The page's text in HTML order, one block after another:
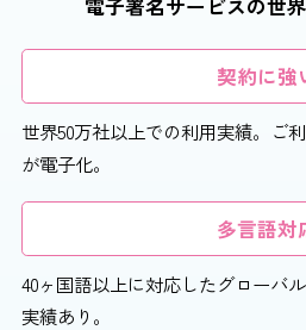
契約に強
世界50万社以上での利用実績。ご
が電子化。
多言語対
40ヶ国語以上に対応したグローバ
実績あり。